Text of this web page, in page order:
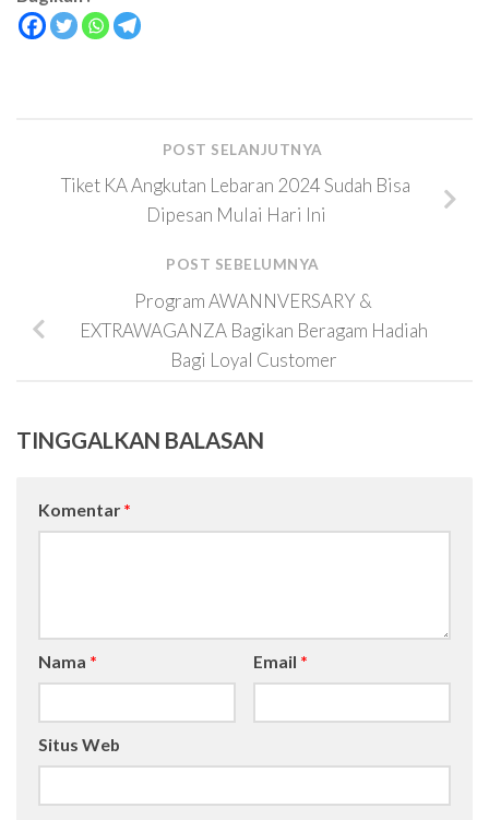
POST SELANJUTNYA
Tiket KA Angkutan Lebaran 2024 Sudah Bisa
Dipesan Mulai Hari Ini
POST SEBELUMNYA
Program AWANNVERSARY &
EXTRAWAGANZA Bagikan Beragam Hadiah
Bagi Loyal Customer
TINGGALKAN BALASAN
Komentar *
Nama * Email *
Situs Web